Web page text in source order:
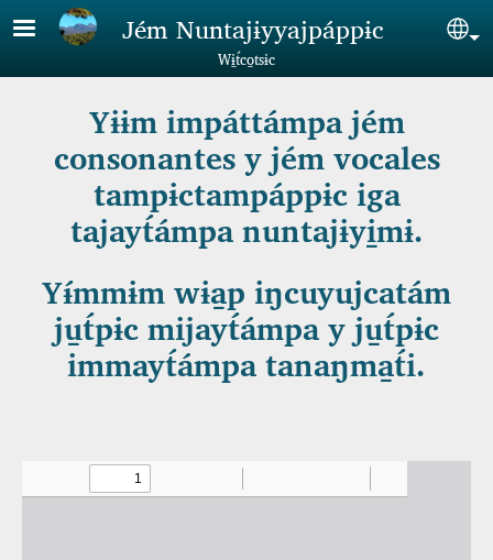
Skip to main contentJém Nuntajɨyyajpáppɨc
Wɨ̱t́co̱tsɨc
Yɨɨm impáttámpa jém
consonantes y jém vocales
tampɨctampáppɨc iga
tajayt́ámpa nuntajɨyi̱mɨ.
Yɨ́mmɨm wɨa̱p iŋcuyujcatám
ju̱t́pɨc mijayt́ámpa y ju̱t́pɨc
immayt́ámpa tanaŋma̱t́i.